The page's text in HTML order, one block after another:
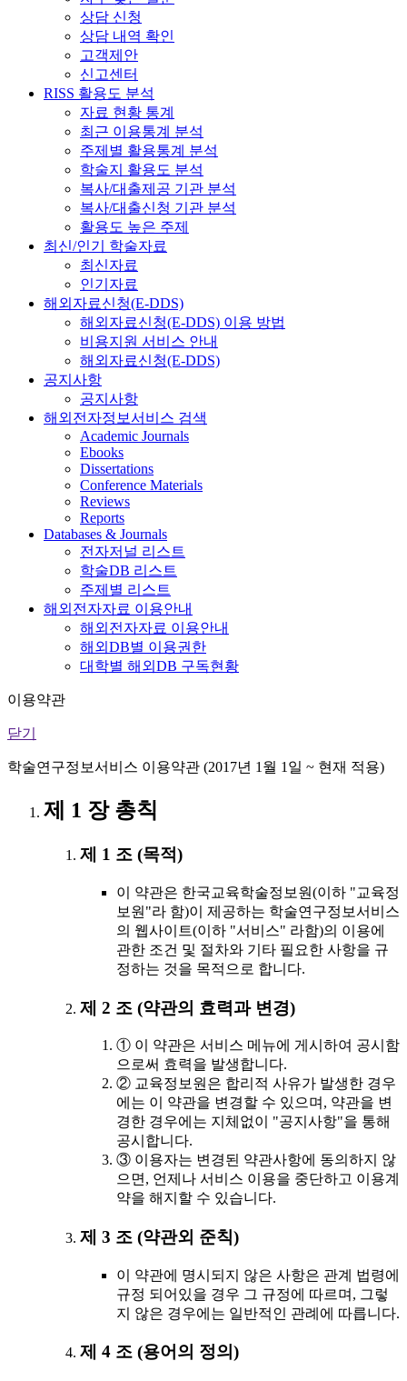
상담 신청
상담 내역 확인
고객제안
신고센터
RISS 활용도 분석
자료 현황 통계
최근 이용통계 분석
주제별 활용통계 분석
학술지 활용도 분석
복사/대출제공 기관 분석
복사/대출신청 기관 분석
활용도 높은 주제
최신/인기 학술자료
최신자료
인기자료
해외자료신청(E-DDS)
해외자료신청(E-DDS) 이용 방법
비용지원 서비스 안내
해외자료신청(E-DDS)
공지사항
공지사항
해외전자정보서비스 검색
Academic Journals
Ebooks
Dissertations
Conference Materials
Reviews
Reports
Databases & Journals
전자저널 리스트
학술DB 리스트
주제별 리스트
해외전자자료 이용안내
해외전자자료 이용안내
해외DB별 이용권한
대학별 해외DB 구독현황
이용약관
닫기
학술연구정보서비스 이용약관 (2017년 1월 1일 ~ 현재 적용)
제 1 장 총칙
제 1 조 (목적)
이 약관은 한국교육학술정보원(이하 "교육정
보원"라 함)이 제공하는 학술연구정보서비스
의 웹사이트(이하 "서비스" 라함)의 이용에
관한 조건 및 절차와 기타 필요한 사항을 규
정하는 것을 목적으로 합니다.
제 2 조 (약관의 효력과 변경)
① 이 약관은 서비스 메뉴에 게시하여 공시함
으로써 효력을 발생합니다.
② 교육정보원은 합리적 사유가 발생한 경우
에는 이 약관을 변경할 수 있으며, 약관을 변
경한 경우에는 지체없이 "공지사항"을 통해
공시합니다.
③ 이용자는 변경된 약관사항에 동의하지 않
으면, 언제나 서비스 이용을 중단하고 이용계
약을 해지할 수 있습니다.
제 3 조 (약관외 준칙)
이 약관에 명시되지 않은 사항은 관계 법령에
규정 되어있을 경우 그 규정에 따르며, 그렇
지 않은 경우에는 일반적인 관례에 따릅니다.
제 4 조 (용어의 정의)